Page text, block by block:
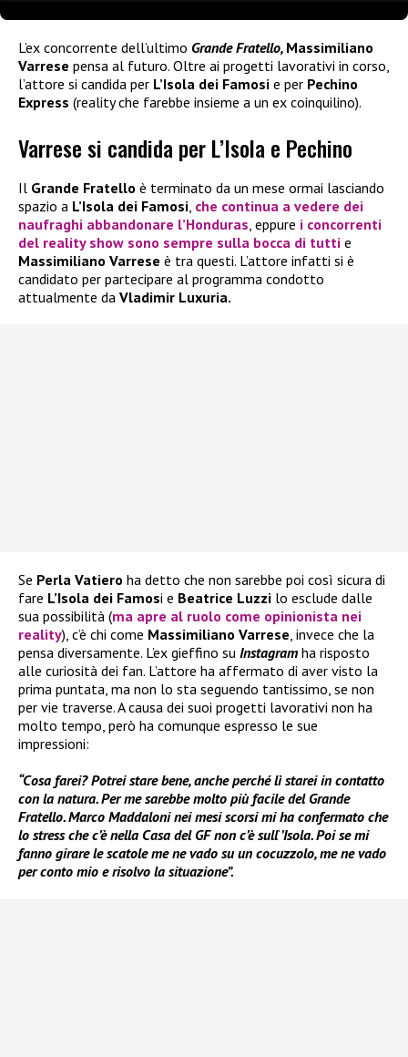
L’ex concorrente dell’ultimo Grande Fratello, Massimiliano
Varrese pensa al futuro. Oltre ai progetti lavorativi in corso,
l’attore si candida per L’Isola dei Famosi e per Pechino
Express (reality che farebbe insieme a un ex coinquilino).
Varrese si candida per L’Isola e Pechino
Il Grande Fratello è terminato da un mese ormai lasciando
spazio a L’Isola dei Famosi, che continua a vedere dei
naufraghi abbandonare l’Honduras, eppure i concorrenti
del reality show sono sempre sulla bocca di tutti e
Massimiliano Varrese è tra questi. L’attore infatti si è
candidato per partecipare al programma condotto
attualmente da Vladimir Luxuria.
Se Perla Vatiero ha detto che non sarebbe poi così sicura di
fare L’Isola dei Famosi e Beatrice Luzzi lo esclude dalle
sua possibilità (ma apre al ruolo come opinionista nei
reality), c’è chi come Massimiliano Varrese, invece che la
pensa diversamente. L’ex gieffino su Instagram ha risposto
alle curiosità dei fan. L’attore ha affermato di aver visto la
prima puntata, ma non lo sta seguendo tantissimo, se non
per vie traverse. A causa dei suoi progetti lavorativi non ha
molto tempo, però ha comunque espresso le sue
impressioni:
“Cosa farei? Potrei stare bene, anche perché lì starei in contatto
con la natura. Per me sarebbe molto più facile del Grande
Fratello. Marco Maddaloni nei mesi scorsi mi ha confermato che
lo stress che c’è nella Casa del GF non c’è sull‘’Isola. Poi se mi
fanno girare le scatole me ne vado su un cocuzzolo, me ne vado
per conto mio e risolvo la situazione”.